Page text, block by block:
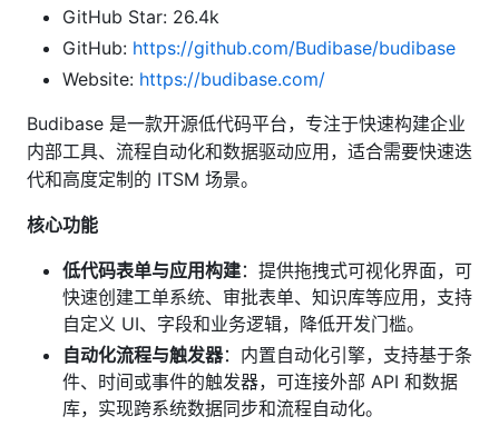
GitHub Star: 26.4k
GitHub: https://github.com/Budibase/budibase
Website: https://budibase.com/
Budibase 是一款开源低代码平台，专注于快速构建企业
内部工具、流程自动化和数据驱动应用，适合需要快速迭
代和高度定制的 ITSM 场景。
核心功能
低代码表单与应用构建：提供拖拽式可视化界面，可
快速创建工单系统、审批表单、知识库等应用，支持
自定义 UI、字段和业务逻辑，降低开发门槛。
自动化流程与触发器：内置自动化引擎，支持基于条
件、时间或事件的触发器，可连接外部 API 和数据
库，实现跨系统数据同步和流程自动化。